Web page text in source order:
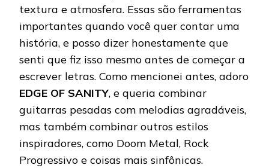
textura e atmosfera. Essas são ferramentas
importantes quando você quer contar uma
história, e posso dizer honestamente que
senti que fiz isso mesmo antes de começar a
escrever letras. Como mencionei antes, adoro
EDGE OF SANITY, e queria combinar
guitarras pesadas com melodias agradáveis,
mas também combinar outros estilos
inspiradores, como Doom Metal, Rock
Progressivo e coisas mais sinfônicas.